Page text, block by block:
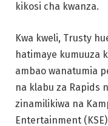
kikosi cha kwanza.
Kwa kweli, Trusty
hatimaye kumuuza
ambao wanatumia
na klabu za Rapids
zinamilikiwa na
Entertainment